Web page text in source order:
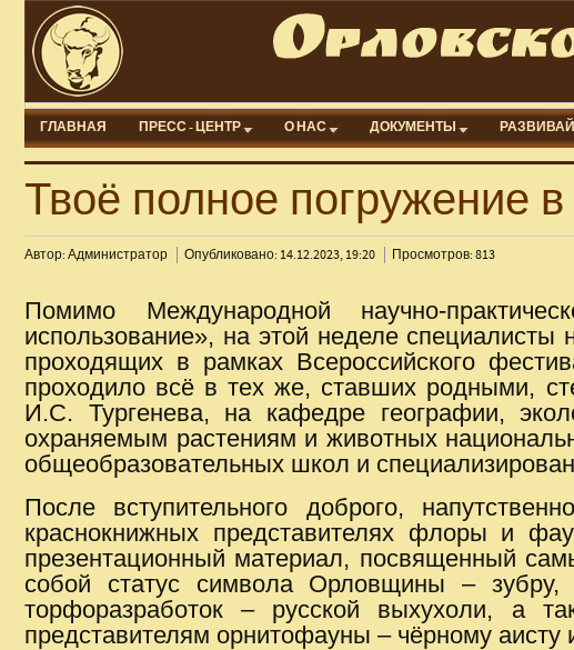
ГЛАВНАЯ ПРЕСС - ЦЕНТР О НАС ДОКУМЕНТЫ РАЗВИВАЙ
Твоё полное погружение в
Автор: Администратор Опубликовано: 14.12.2023, 19:20 Просмотров: 813
Помимо Международной научно-
использование», на этой неделе специалисты
проходящих в рамках Всероссийского
проходило всё в тех же, ставших родными,
И.С. Тургенева, на кафедре географии,
охраняемым растениям и животных
общеобразовательных школ и
После вступительного доброго,
краснокнижных представителях флоры и
презентационный материал, посвященный
собой статус символа Орловщины –
торфоразработок – русской выхухоли, а
представителям орнитофауны – чёрному аисту